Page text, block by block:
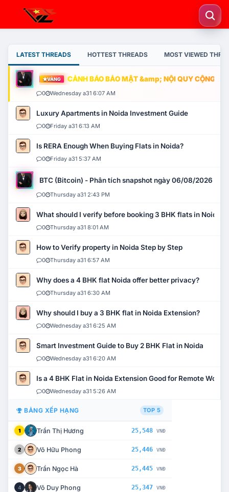
LATEST THREADS HOTTEST THREADS MOST VIEWED
VÀNG CẢNH BÁO BẢO MẬT &amp; NỘI QUY CỘNG
0 Wednesday a31 6:07 AM
Luxury Apartments in Noida Investment Guide
0 Friday a31 6:13 AM
Is RERA Enough When Buying Flats in Noida?
0 Friday a31 5:37 AM
BTC (Bitcoin) - Phân tích snapshot ngày 06/08/2026
0 Thursday a31 2:43 PM
What should I verify before booking 3 BHK flats in Noida?
0 Thursday a31 8:01 AM
How to Verify property in Noida Step by Step
0 Thursday a31 6:57 AM
Why does a 4 BHK flat Noida offer better privacy?
0 Thursday a31 6:30 AM
Why should I buy a 3 BHK flat in Noida Extension?
0 Wednesday a31 6:25 AM
Smart Investment Guide to Buy 2 BHK Flat in Noida
0 Wednesday a31 6:20 AM
Is a 4 BHK Flat in Noida Extension Good for Remote Work?
0 Wednesday a31 5:26 AM
BẢNG XẾP HẠNG TOP 5
1 Trần Thị Hương 25,548 VNĐ
2 Võ Hữu Phong 25,446 VNĐ
3 Trần Ngọc Hà 25,445 VNĐ
4 Võ Duy Phong 25,347 VNĐ